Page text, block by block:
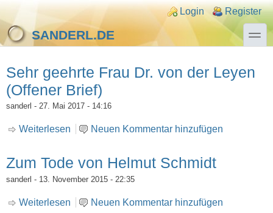
Direkt zum Inhalt
Skip to search
Login links
Login Register
SANDERL.DE toggle
Sehr geehrte Frau Dr. von der Leyen
(Offener Brief)
sanderl - 27. Mai 2017 - 14:16
Weiterlesen über Sehr geehrte Frau Dr. von der Leyen
Neuen Kommentar hinzufügen
Zum Tode von Helmut Schmidt
sanderl - 13. November 2015 - 22:35
Weiterlesen über Zum Tode von Helmut Schmidt
Neuen Kommentar hinzufügen